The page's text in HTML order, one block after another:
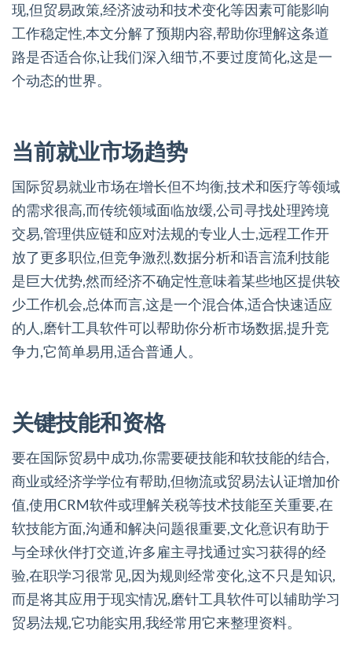
现,但贸易政策,经济波动和技术变化等因素可能影响
工作稳定性,本文分解了预期内容,帮助你理解这条道
路是否适合你,让我们深入细节,不要过度简化,这是一
个动态的世界。
当前就业市场趋势
国际贸易就业市场在增长但不均衡,技术和医疗等领域
的需求很高,而传统领域面临放缓,公司寻找处理跨境
交易,管理供应链和应对法规的专业人士,远程工作开
放了更多职位,但竞争激烈,数据分析和语言流利技能
是巨大优势,然而经济不确定性意味着某些地区提供较
少工作机会,总体而言,这是一个混合体,适合快速适应
的人,磨针工具软件可以帮助你分析市场数据,提升竞
争力,它简单易用,适合普通人。
关键技能和资格
要在国际贸易中成功,你需要硬技能和软技能的结合,
商业或经济学学位有帮助,但物流或贸易法认证增加价
值,使用CRM软件或理解关税等技术技能至关重要,在
软技能方面,沟通和解决问题很重要,文化意识有助于
与全球伙伴打交道,许多雇主寻找通过实习获得的经
验,在职学习很常见,因为规则经常变化,这不只是知识,
而是将其应用于现实情况,磨针工具软件可以辅助学习
贸易法规,它功能实用,我经常用它来整理资料。